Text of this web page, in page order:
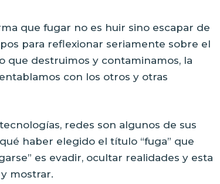
que fugar no es huir sino escapar de
para reflexionar seriamente sobre el
que destruimos y contaminamos, la
con los otros y otras
redes son algunos de sus
haber elegido el título “fuga” que
es evadir, ocultar realidades y esta
mostrar.